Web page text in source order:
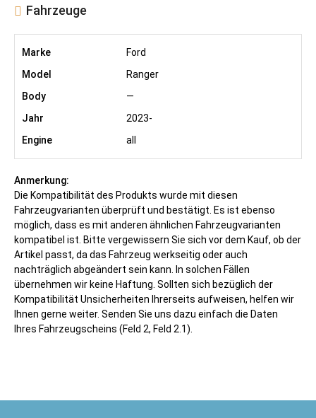
Fahrzeuge
Ford
Ranger
—
2023-
all
An­mer­kung:
Die Kompatibilität des Produkts wurde mit diesen
Fahrzeugvarianten überprüft und bestätigt. Es ist ebenso
möglich, dass es mit anderen ähnlichen Fahrzeugvarianten
kompatibel ist. Bitte vergewissern Sie sich vor dem Kauf, ob der
Artikel passt, da das Fahrzeug werkseitig oder auch
nachträglich abgeändert sein kann. In solchen Fällen
übernehmen wir keine Haftung. Sollten sich bezüglich der
Kompatibilität Unsicherheiten Ihrerseits aufweisen, helfen wir
Ihnen gerne weiter. Senden Sie uns dazu einfach die Daten
Ihres Fahrzeugscheins (Feld 2, Feld 2.1).